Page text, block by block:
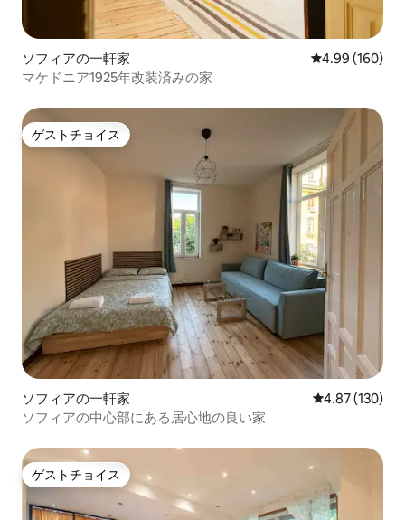
ソフィアの一軒家 レビュー160
4.99 (160)
マケドニア1925年改装済みの家
ゲストチョイス
ゲストチョイス
ソフィアの一軒家 レビュー130
4.87 (130)
ソフィアの中心部にある居心地の良い家
ゲストチョイス
ゲストチョイス